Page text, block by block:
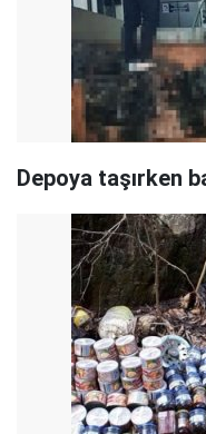
Depoya taşırken